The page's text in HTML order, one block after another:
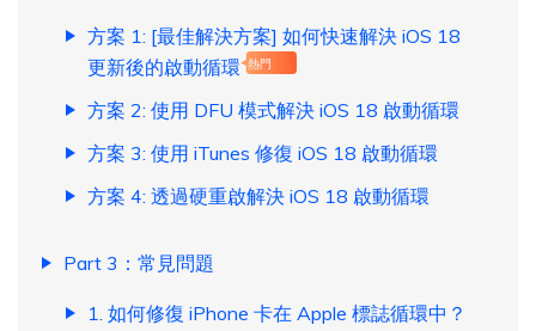
方案 1: [最佳解決方案] 如何快速解決 iOS 18
更新後的啟動循環
熱門
方案 2: 使用 DFU 模式解決 iOS 18 啟動循環
方案 3: 使用 iTunes 修復 iOS 18 啟動循環
方案 4: 透過硬重啟解決 iOS 18 啟動循環
Part 3：常見問題
1. 如何修復 iPhone 卡在 Apple 標誌循環中？